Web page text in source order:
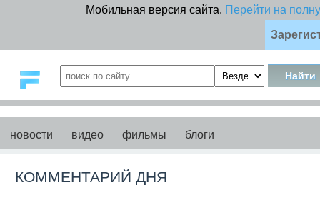
Мобильная версия сайта. Перейти на
новости видео фильмы блоги
КОММЕНТАРИЙ ДНЯ